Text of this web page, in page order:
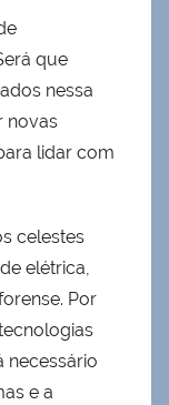
que
nessa
novas
lidar com
celestes
elétrica,
Por
necessário
e a